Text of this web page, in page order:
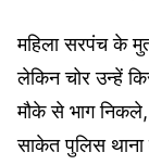
महिला सरपंच के
लेकिन चोर उन्हें
मौके से भाग
साकेत पुलिस थाना